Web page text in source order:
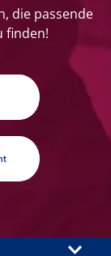
die passende
finden!